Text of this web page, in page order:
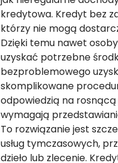
kredytowa. Kredyt bez
którzy nie mogą
Dzięki temu nawet
uzyskać potrzebne
bezproblemowego
skomplikowane
odpowiedzią na
wymagają
To rozwiązanie jest
usług tymczasowych,
dzieło lub zlecenie.